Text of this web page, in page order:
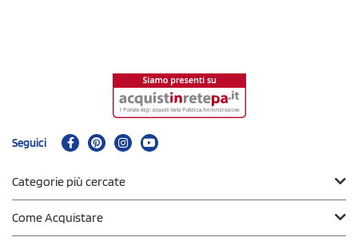
Seguici
Categorie più cercate
Come Acquistare